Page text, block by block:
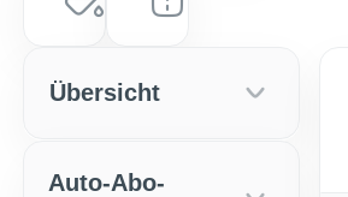
Serenity White
0 km
Übersicht
Auto-Abo-